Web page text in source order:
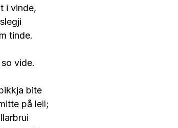
i vinde,
tinde.
vide.
bite
på leii;